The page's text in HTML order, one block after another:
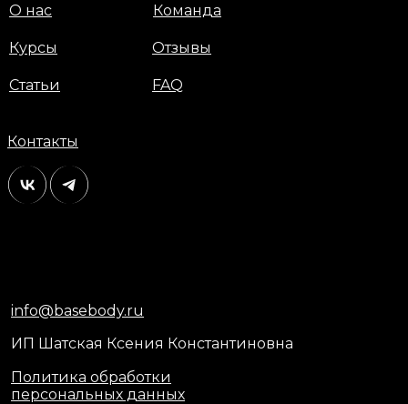
О нас
Курсы
Статьи
Команда
Отзывы
FAQ
Контакты
ИП Шатская Ксения Константиновна
Политика обработки
персональных данных
info@basebody.ru